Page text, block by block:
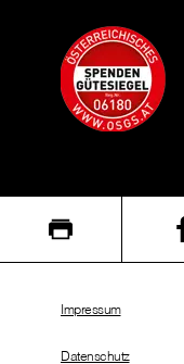
Impressum
Datenschutz